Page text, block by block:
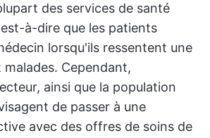
des services de santé
à-dire que les patients
lorsqu'ils ressentent une
Cependant,
ainsi que la population
de passer à une
avec des offres de soins de